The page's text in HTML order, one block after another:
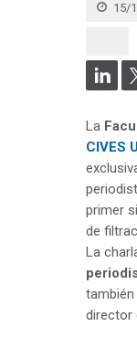
15/
La
CIVES
primer
de
La
director